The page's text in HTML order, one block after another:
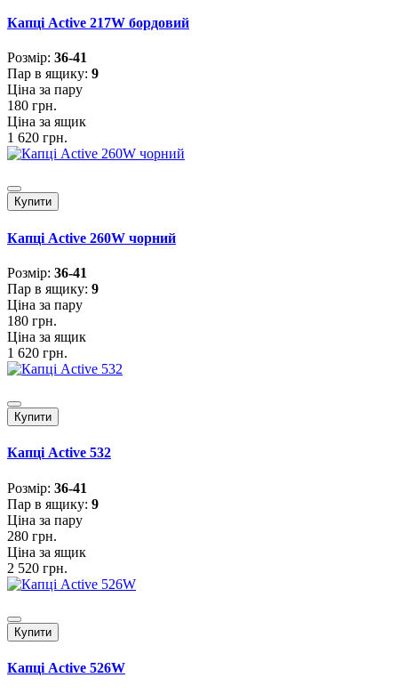
Капці Active 217W бордовий
Розмiр: 36-41
Пар в ящику: 9
Ціна за пару
180 грн.
Ціна за ящик
1 620 грн.
Купити
Капці Active 260W чорний
Розмiр: 36-41
Пар в ящику: 9
Ціна за пару
180 грн.
Ціна за ящик
1 620 грн.
Купити
Капці Active 532
Розмiр: 36-41
Пар в ящику: 9
Ціна за пару
280 грн.
Ціна за ящик
2 520 грн.
Купити
Капці Active 526W